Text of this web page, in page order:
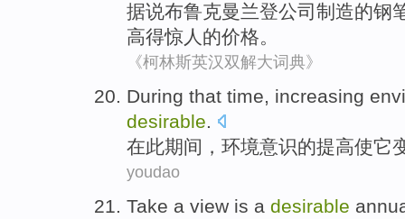
据说布鲁克曼兰登公司制造的钢
高得惊人 的价格。
《柯林斯英汉双解大词典》
During that time, increasing
desirable.
在此期间，环境意识的提高使它
youdao
Take a view is a desirable